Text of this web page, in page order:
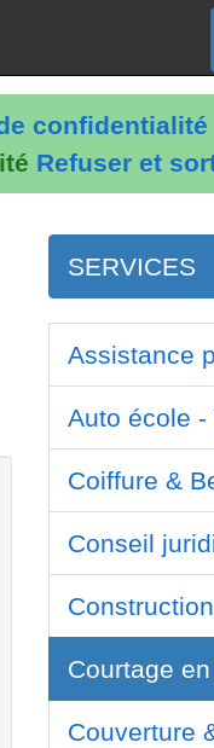
confidentialité
Refuser et
SERVICES
Assistance
Auto école -
Coiffure &
Conseil
Courtage
Couverture